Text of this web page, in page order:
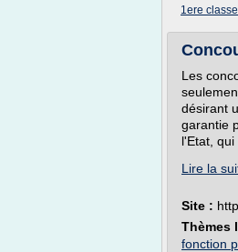
1ere
Les
désirant
garantie
l'Etat, qui
Lire la
Site :
Thèmes
fonction